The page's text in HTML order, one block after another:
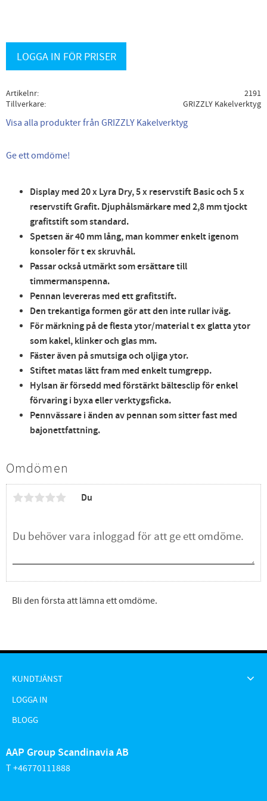
LOGGA IN FÖR PRISER
Artikelnr
2191
Tillverkare
GRIZZLY Kakelverktyg
Visa alla produkter från GRIZZLY Kakelverktyg
Ge ett omdöme!
Display med 20 x Lyra Dry, 5 x reservstift Basic och 5 x
reservstift Grafit. Djuphålsmärkare med 2,8 mm tjockt
grafitstift som standard.
Spetsen är 40 mm lång, man kommer enkelt igenom
konsoler för t ex skruvhål.
Passar också utmärkt som ersättare till
timmermanspenna.
Pennan levereras med ett grafitstift.
Den trekantiga formen gör att den inte rullar iväg.
För märkning på de flesta ytor/material t ex glatta ytor
som kakel, klinker och glas mm.
Fäster även på smutsiga och oljiga ytor.
Stiftet matas lätt fram med enkelt tumgrepp.
Hylsan är försedd med förstärkt bältesclip för enkel
förvaring i byxa eller verktygsficka.
Pennvässare i änden av pennan som sitter fast med
bajonettfattning.
Omdömen
Du
Bli den första att lämna ett omdöme.
KUNDTJÄNST
LOGGA IN
BLOGG
AAP Group Scandinavia AB
T +46770111888